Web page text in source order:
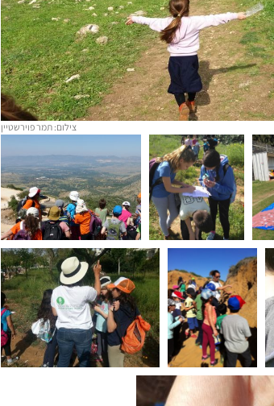
צילום: תמר פוירשטיין